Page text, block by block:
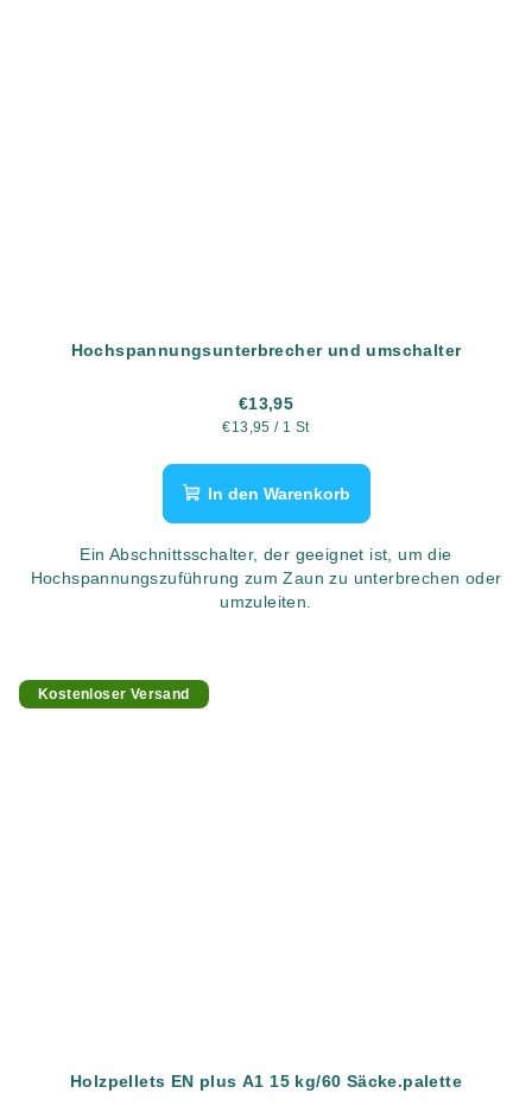
Hochspannungsunterbrecher und umschalter
€13,95
Verkaufspreis:
€13,95 / 1 St
In den Warenkorb
Ein Abschnittsschalter, der geeignet ist, um die
Hochspannungszuführung zum Zaun zu unterbrechen oder
umzuleiten.
Kostenloser Versand
Holzpellets EN plus A1 15 kg/60 Säcke.palette